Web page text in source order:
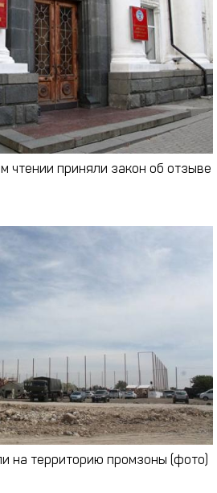
чтении приняли закон об отзыве
на территорию промзоны (фото)